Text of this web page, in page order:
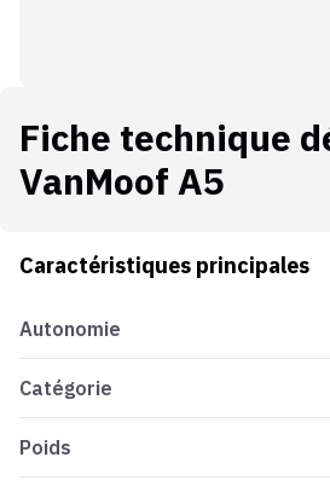
Fiche technique
VanMoof A5
Caractéristiques principales
Autonomie
Catégorie
Poids